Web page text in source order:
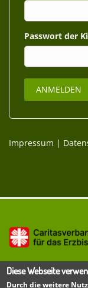
Passwort
Impressum |
Diese Webseite
Durch die weitere